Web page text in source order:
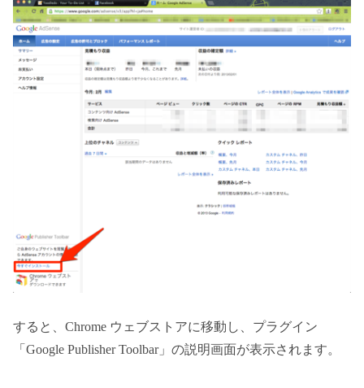
すると、Chrome ウェブストアに移動し、プラグイン
「Google Publisher Toolbar」の説明画面が表示されます。